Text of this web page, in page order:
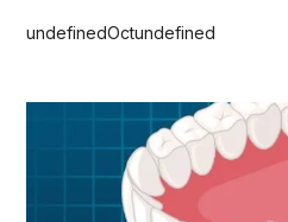
undefinedOctundefined